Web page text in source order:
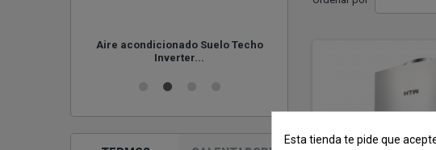
Aire acondicionado Suelo Techo
Inverter...
Esta tienda te pide que